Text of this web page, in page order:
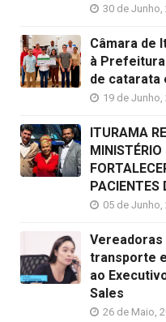
30 de Junho,
Câmara de
à
de catarata
19 de Junho,
ITURAMA
PACIENTES
05 de Junho,
Vereadoras
transporte
ao
Sales
26 de Maio,